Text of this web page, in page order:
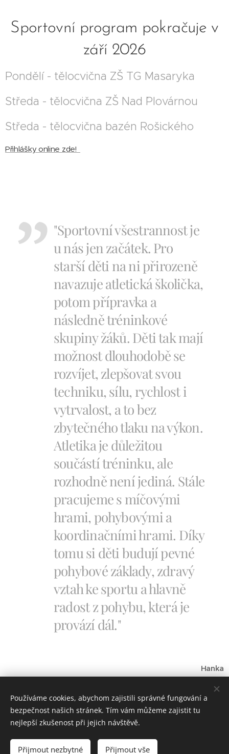
Sportovní program pokračuje v
září 2026
Pondělí - tělocvična ZŠ TG Masaryka
Středa - tělocvična ZŠ Nad `Plovárnou
Středa - tělocvična bazén Rošického
Přihlášky online zde!
"Sportovní všestrannost je
u nás jen začátek. Pro
starší děti na ni přirozeně
navazuje atletická školička,
potom přípravka a
následně tréninkové
skupiny žáků. Děti tak mají
možnost dlouhodobě se
rozvíjet, zlepšovat svou
techniku, sílu, rychlost i
vytrvalost, a to bez
zbytečného tlaku na výkon.
Atletika je důležitou
součástí tréninku, ale
rozhodně není jediná. Stále
pracujeme s míčovými
hrami, pohybovými a
koordinačními hrami. Díky
tomu si děti budují pevné
pohybové základy, zdravý
vztah ke sportu a hlavně
radost z pohybu, která je
provází dál."
Hanka
práva vyhrazena.
Používáme cookies, abychom zajistili správné fungování a
bezpečnost našich stránek. Tím vám můžeme zajistit tu
nejlepší zkušenost při jejich návštěvě.
Přijmout nezbytné Přijmout vše